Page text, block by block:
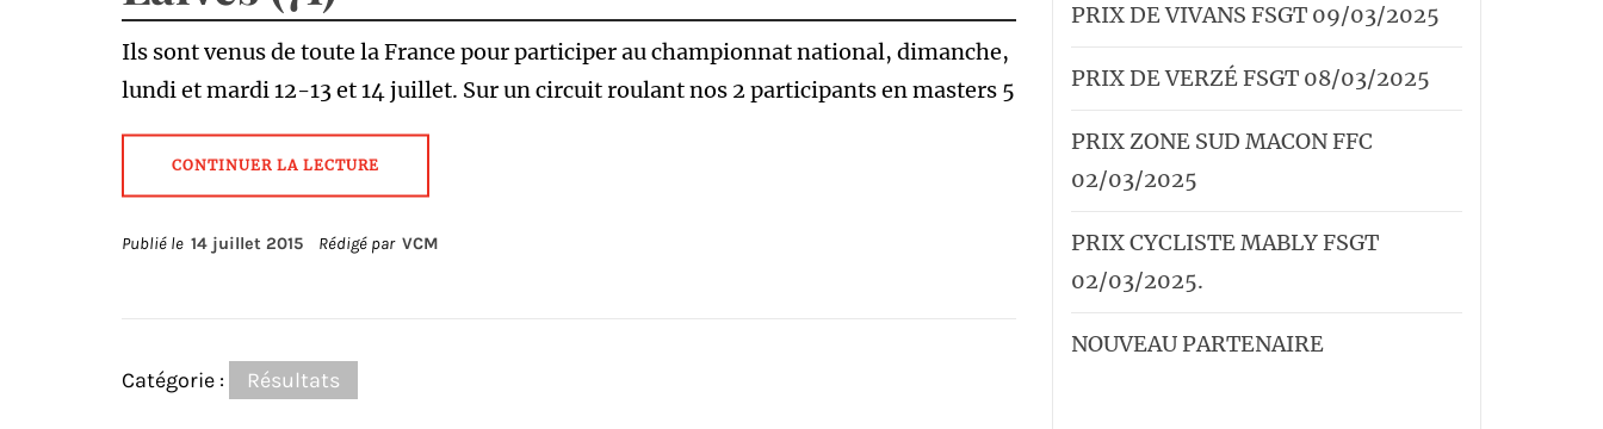
Ils sont venus de toute la France pour participer au championnat national, dimanche,
lundi et mardi 12-13 et 14 juillet. Sur un circuit roulant nos 2 participants en masters 5
CONTINUER LA LECTURE
Publié le 14 juillet 2015 Rédigé par VCM
Catégorie : Résultats
PRIX DE VIVANS FSGT 09/03/2025
PRIX DE VERZÉ FSGT 08/03/2025
PRIX ZONE SUD MACON FFC
02/03/2025
PRIX CYCLISTE MABLY FSGT
02/03/2025.
NOUVEAU PARTENAIRE